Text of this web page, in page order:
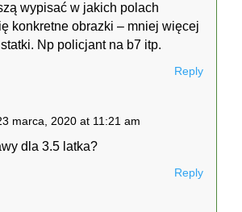
wypisać w jakich polach
konkretne obrazki – mniej więcej
Np policjant na b7 itp.
Reply
marca, 2020 at 11:21 am
dla 3.5 latka?
Reply